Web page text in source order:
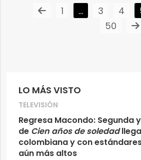
LO MÁS VISTO
TELEVISIÓN
Regresa Macondo: Segunda
de Cien años de soledad
colombiana y con
aún más altos
1 … 3 4
50